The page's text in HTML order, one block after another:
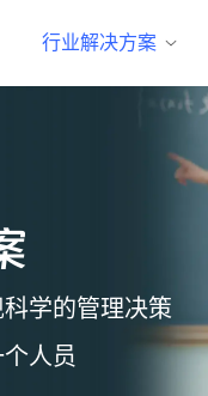
行业解决方案
考核有依据；
学的管理决策
人员